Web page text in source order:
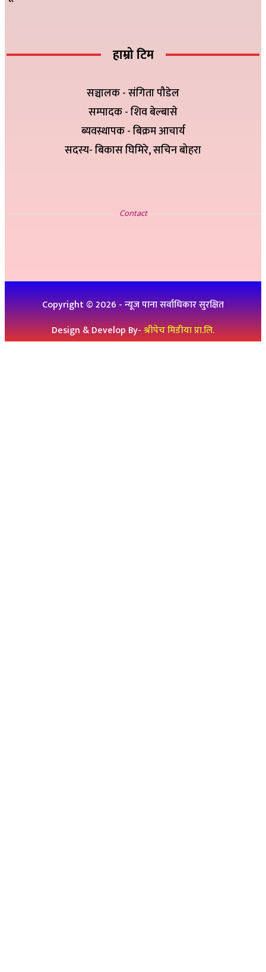
हाम्रो टिम
सञ्चालक - संगिता पौडेल
सम्पादक - शिव बेल्बासे
ब्यवस्थापक - बिक्रम आचार्य
सदस्य- बिकास घिमिरे, सचिन बोहरा
Contact
Copyright ©2026- न्यूज पाना सर्वाधिकार सुरक्षित
Design & Develop By-श्रीपेच मिडीया प्रा.लि.